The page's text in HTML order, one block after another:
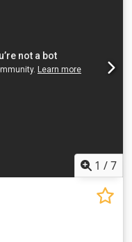
38,4 kW Afmetingen &
x 3.250 x 3.080 mm
7.000 kg
1 /7